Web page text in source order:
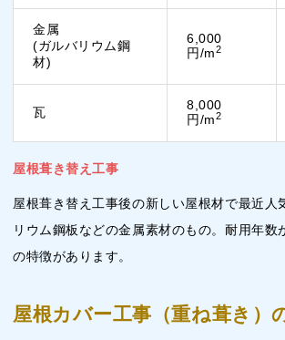
金属
(ガルバリウム鋼
材)
6,000
円/m2
瓦
8,000
円/m2
屋根葺き替え工事
屋根葺き替え工事後の新しい屋根材で最近人
リウム鋼板などの金属素材のもの。耐用年数
の特徴があります。
屋根カバー工事（重ね葺き）